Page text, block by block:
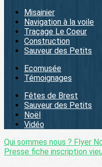
Misainier
Navigation à la voile
Traçage Le Coeur
Construction
Sauveur des Petits
Ecomusée
Témoignages
Fêtes de Brest
Sauveur des Petits
Noël
Vidéo
Qui sommes nous ? Flyer
Presse fiche inscription